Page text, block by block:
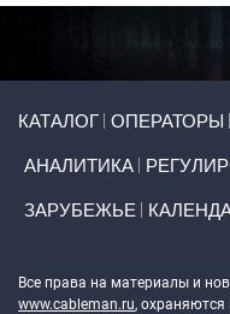
КАТАЛОГ ОПЕРАТОРЫ
АНАЛИТИКА
ЗАРУБЕЖЬЕ
Все права на материалы и
www.cableman.ru, охраняются